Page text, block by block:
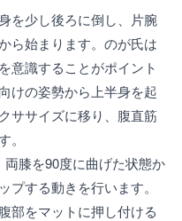
を少し後ろに倒し、片腕
ら始まります。のが氏は
意識することがポイント
けの姿勢から上半身を起
ササイズに移り、腹直筋
膝を90度に曲げた状態か
プする動きを行います。
部をマットに押し付ける